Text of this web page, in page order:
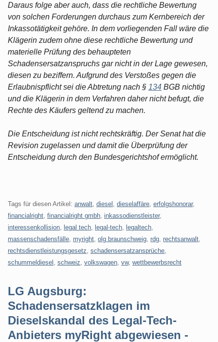
Daraus folge aber auch, dass die rechtliche Bewertung
von solchen Forderungen durchaus zum Kernbereich der
Inkassotätigkeit gehöre. In dem vorliegenden Fall wäre die
Klägerin zudem ohne diese rechtliche Bewertung und
materielle Prüfung des behaupteten
Schadensersatzanspruchs gar nicht in der Lage gewesen,
diesen zu beziffern. Aufgrund des Verstoßes gegen die
Erlaubnispflicht sei die Abtretung nach § 134 BGB nichtig
und die Klägerin in dem Verfahren daher nicht befugt, die
Rechte des Käufers geltend zu machen.
Die Entscheidung ist nicht rechtskräftig. Der Senat hat die
Revision zugelassen und damit die Überprüfung der
Entscheidung durch den Bundesgerichtshof ermöglicht.
Tags für diesen Artikel: anwalt diesel dieselaffäre erfolgshonorar,
financialright financialright gmbh inkassodienstleister,
interessenkollision
legal tech legal-tech legaltech
massenschadensfälle myright olg braunschweig rdg rechtsanwalt
rechtsdienstleistungsgesetz schadensersatzansprüche
schummeldiesel
schweiz volkswagen vw, wettbewerbsrecht
LG Augsburg:
Schadensersatzklagen im
Dieselskandal des Legal-Tech-
Anbieters myRight abgewiesen -